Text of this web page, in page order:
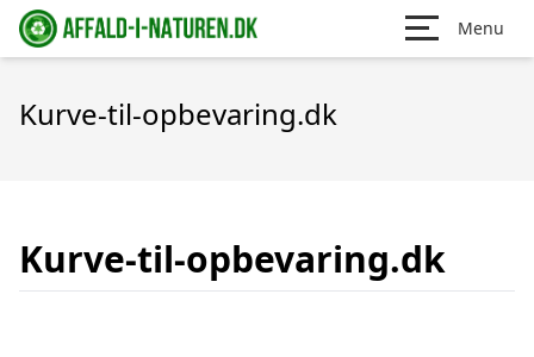
Menu
Kurve-til-opbevaring.dk
Kurve-til-opbevaring.dk